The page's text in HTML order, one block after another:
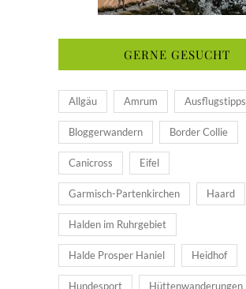
GERNE GESUCHT
Allgäu Amrum Ausflugstipps
Bloggerwandern Border Collie
Canicross Eifel
Garmisch-Partenkirchen Haard
Halden im Ruhrgebiet
Halde Prosper Haniel Heidhof
Hundesport Hüttenwanderungen